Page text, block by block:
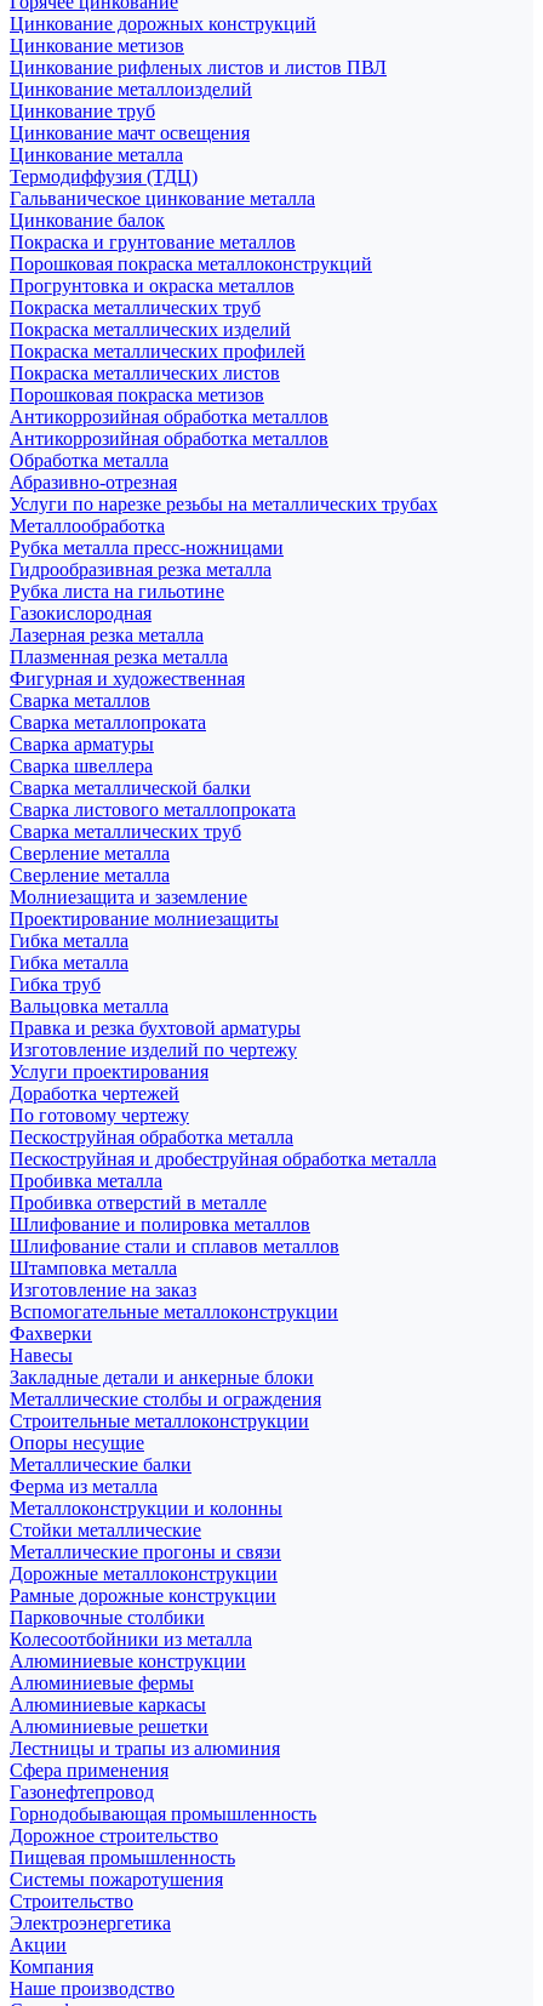
Цинкование дорожных конструкций
Цинкование метизов
Цинкование рифленых листов и листов ПВЛ
Цинкование металлоизделий
Цинкование труб
Цинкование мачт освещения
Цинкование металла
Термодиффузия (ТДЦ)
Гальваническое цинкование металла
Цинкование балок
Покраска и грунтование металлов
Порошковая покраска металлоконструкций
Прогрунтовка и окраска металлов
Покраска металлических труб
Покраска металлических изделий
Покраска металлических профилей
Покраска металлических листов
Порошковая покраска метизов
Антикоррозийная обработка металлов
Антикоррозийная обработка металлов
Обработка металла
Абразивно-отрезная
Услуги по нарезке резьбы на металлических трубах
Металлообработка
Рубка металла пресс-ножницами
Гидрообразивная резка металла
Рубка листа на гильотине
Газокислородная
Лазерная резка металла
Плазменная резка металла
Фигурная и художественная
Сварка металлов
Сварка металлопроката
Сварка арматуры
Сварка швеллера
Сварка металлической балки
Сварка листового металлопроката
Сварка металлических труб
Сверление металла
Сверление металла
Молниезащита и заземление
Проектирование молниезащиты
Гибка металла
Гибка металла
Гибка труб
Вальцовка металла
Правка и резка бухтовой арматуры
Изготовление изделий по чертежу
Услуги проектирования
Доработка чертежей
По готовому чертежу
Пескоструйная обработка металла
Пескоструйная и дробеструйная обработка металла
Пробивка металла
Пробивка отверстий в металле
Шлифование и полировка металлов
Шлифование стали и сплавов металлов
Штамповка металла
Изготовление на заказ
Вспомогательные металлоконструкции
Фахверки
Навесы
Закладные детали и анкерные блоки
Металлические столбы и ограждения
Строительные металлоконструкции
Опоры несущие
Металлические балки
Ферма из металла
Металлоконструкции и колонны
Стойки металлические
Металлические прогоны и связи
Дорожные металлоконструкции
Рамные дорожные конструкции
Парковочные столбики
Колесоотбойники из металла
Алюминиевые конструкции
Алюминиевые фермы
Алюминиевые каркасы
Алюминиевые решетки
Лестницы и трапы из алюминия
Сфера применения
Газонефтепровод
Горнодобывающая промышленность
Дорожное строительство
Пищевая промышленность
Системы пожаротушения
Строительство
Электроэнергетика
Акции
Компания
Наше производство